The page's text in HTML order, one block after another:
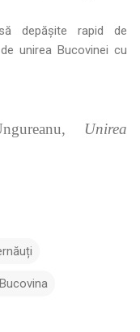
depășite rapid de
unirea Bucovinei cu
Unirea